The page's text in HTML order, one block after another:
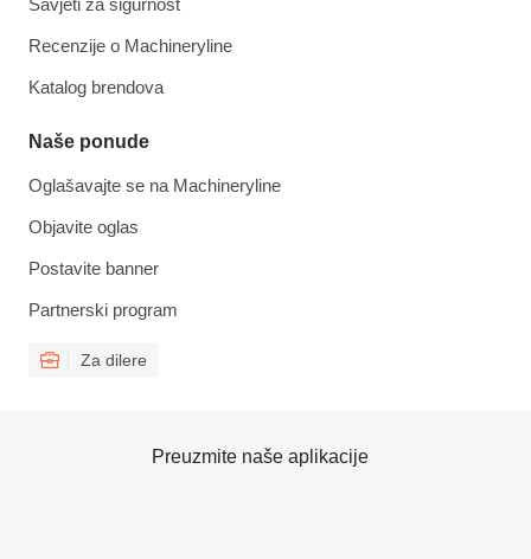
Savjeti za sigurnost
Recenzije o Machineryline
Katalog brendova
Naše ponude
Oglašavajte se na Machineryline
Objavite oglas
Postavite banner
Partnerski program
Za dilere
Preuzmite naše aplikacije